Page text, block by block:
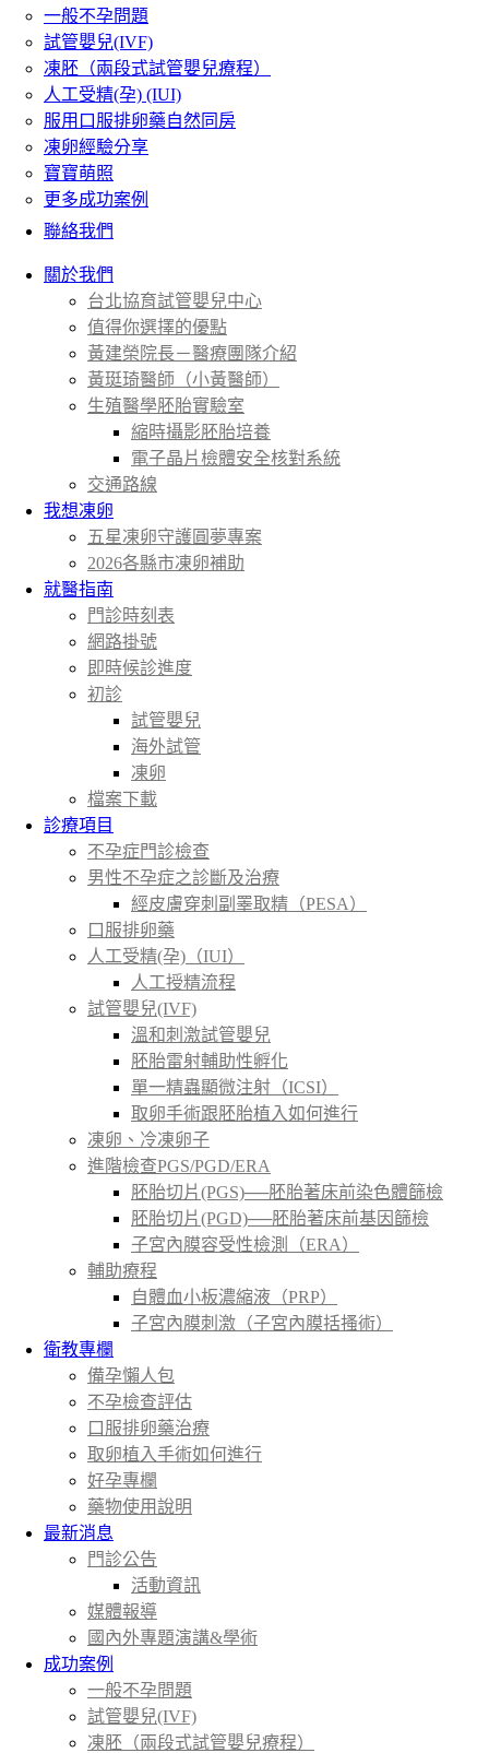
一般不孕問題
試管嬰兒(IVF)
凍胚（兩段式試管嬰兒療程）
人工受精(孕) (IUI)
服用口服排卵藥自然同房
凍卵經驗分享
寶寶萌照
更多成功案例
聯絡我們
關於我們
台北協育試管嬰兒中心
值得你選擇的優點
黃建榮院長－醫療團隊介紹
黃珽琦醫師（小黃醫師）
生殖醫學胚胎實驗室
縮時攝影胚胎培養
電子晶片檢體安全核對系統
交通路線
我想凍卵
五星凍卵守護圓夢專案
2026各縣市凍卵補助
就醫指南
門診時刻表
網路掛號
即時候診進度
初診
試管嬰兒
海外試管
凍卵
檔案下載
診療項目
不孕症門診檢查
男性不孕症之診斷及治療
經皮膚穿刺副睪取精（PESA）
口服排卵藥
人工受精(孕)（IUI）
人工授精流程
試管嬰兒(IVF)
溫和刺激試管嬰兒
胚胎雷射輔助性孵化
單一精蟲顯微注射（ICSI）
取卵手術跟胚胎植入如何進行
凍卵、冷凍卵子
進階檢查PGS/PGD/ERA
胚胎切片(PGS)──胚胎著床前染色體篩檢
胚胎切片(PGD)──胚胎著床前基因篩檢
子宮內膜容受性檢測（ERA）
輔助療程
自體血小板濃縮液（PRP）
子宮內膜刺激（子宮內膜括搔術）
衛教專欄
備孕懶人包
不孕檢查評估
口服排卵藥治療
取卵植入手術如何進行
好孕專欄
藥物使用說明
最新消息
門診公告
活動資訊
媒體報導
國內外專題演講&學術
成功案例
一般不孕問題
試管嬰兒(IVF)
凍胚（兩段式試管嬰兒療程）